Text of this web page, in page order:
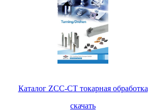
Каталог ZCC-CT токарная обработка
скачать